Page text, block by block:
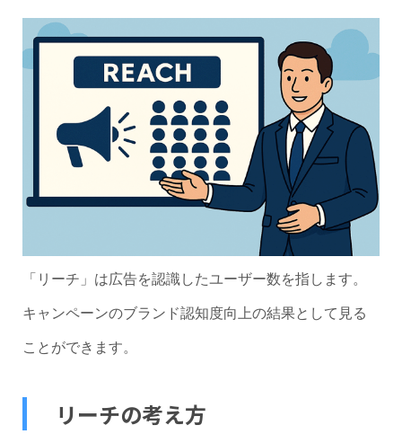
「リーチ」は広告を認識したユーザー数を指します。
キャンペーンのブランド認知度向上の結果として見る
ことができます。
リーチの考え方